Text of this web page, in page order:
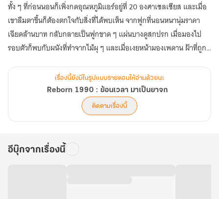
ทั้ง ๆ ที่ก่อนนอนก็เพิ่งกดอุณหภูมิแอร์อยู่ที่ 20 องศาเซลเซียส และเมื่อ
เขาลืมตาขึ้นก็ต้องตกใจกับสิ่งที่ได้พบเห็น จากฟูกที่นอนหนานุ่มราคา
เฉียดล้านบาท กลับกลายเป็นฟูกขาด ๆ แผ่นบางดูสกปรก เมื่อมองไป
รอบตัวก็พบกับผนังที่ทำจากไม้ผุ ๆ และเมื่อเงยหน้ามองเพดาน ฝ้าที่ถูก
ระอุเอาไว้ ก่อนจะพบข้อความที่ขึ้นอยู่ตรงหน้าของเขา
[นี่คือระบบ Reborn ภารกิจแรกของคุณคือ หาเงินให้ครบ 100 บาท
รางวัลภารกิจ จดหมายเหตุจากอนาคต]
เขาย้อนเวลากลับมาปี 1990 ในร่างของชานนท์ มั่นคง อายุ 15 ปี!
เรื่องนี้ยังมีในรูปแบบรายตอนให้อ่านด้วยนะ
Reborn 1990 : ย้อนเวลา มาเป็นยาจก
ติดตามเรื่องนี้
อีบุ๊กจากเรื่องนี้